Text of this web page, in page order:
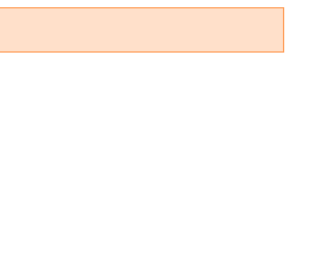
le sciage. L’inox quant à lui